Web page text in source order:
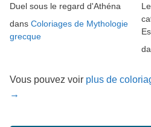
Duel sous le regard d'Athéna
dans Coloriages de Mythologie
grecque
Vous pouvez voir plus de
→